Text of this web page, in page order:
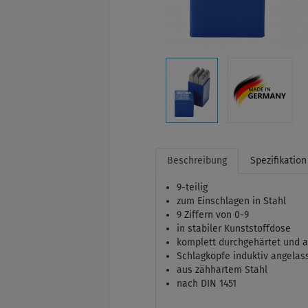
Beschreibung Spezifikation
9-teilig
zum Einschlagen in Stahl
9 Ziffern von 0-9
in stabiler Kunststoffdose
komplett durchgehärtet und
Schlagköpfe induktiv
aus zähhartem Stahl
nach DIN 1451